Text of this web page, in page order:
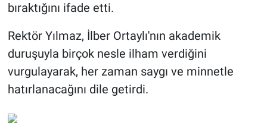
bıraktığını ifade etti.
Rektör Yılmaz, İlber Ortaylı'nın akademik
duruşuyla birçok nesle ilham verdiğini
vurgulayarak, her zaman saygı ve minnetle
hatırlanacağını dile getirdi.